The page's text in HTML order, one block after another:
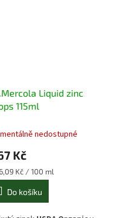
Liquid zinc
115ml
nedostupné
Kč
Kč / 100 ml
Do košíku